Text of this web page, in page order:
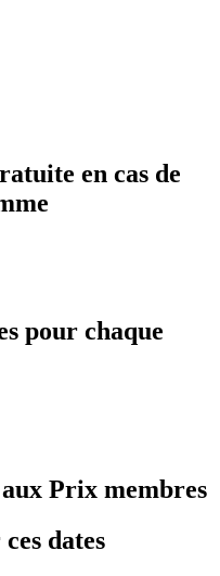
en cas de
pour chaque
Prix membres
dates